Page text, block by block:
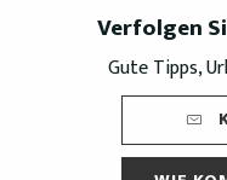
Verfolgen
Gute Tipps,